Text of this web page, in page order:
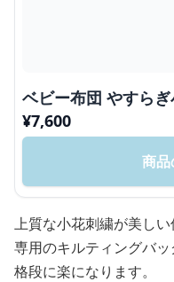
ベビー布団 やすら
¥7,600
商品
上質な小花刺繍が美しい
専用のキルティングバ
格段に楽になります。